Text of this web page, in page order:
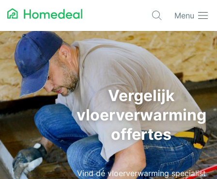
Menu
Populaire projecten
Asbest verwijderen
Dakbedekking
Dakkapel
Glas
Isolatie
Kozijnen
Vergelijk
vloerverwarming
offertes
Vind dé vloerverwarming specialist